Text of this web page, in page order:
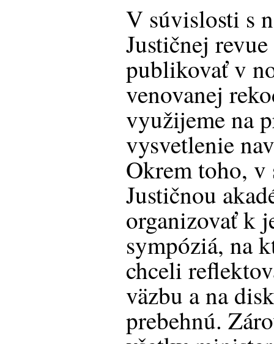
V súvislosti s
Justičnej
publikovať v
venovanej
využijeme na
vysvetlenie
Okrem toho, v
Justičnou
organizovať k
sympóziá, na
chceli
väzbu a na
prebehnú.